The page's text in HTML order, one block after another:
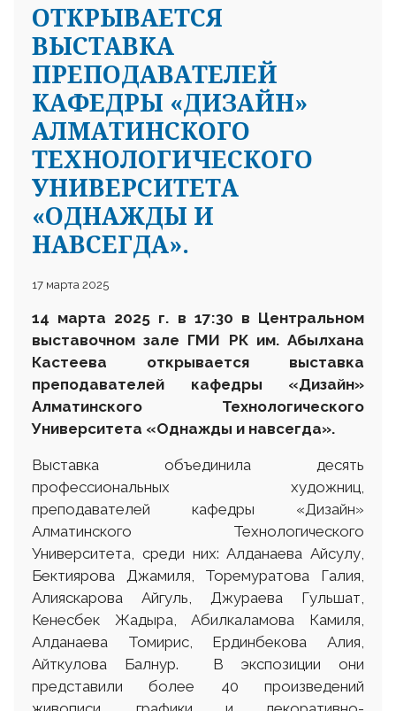
ОТКРЫВАЕТСЯ
ВЫСТАВКА
ПРЕПОДАВАТЕЛЕЙ
КАФЕДРЫ «ДИЗАЙН»
АЛМАТИНСКОГО
ТЕХНОЛОГИЧЕСКОГО
УНИВЕРСИТЕТА
«ОДНАЖДЫ И
НАВСЕГДА».
17 марта 2025
14 марта 2025 г. в 17:30 в Центральном
выставочном зале ГМИ РК им. Абылхана
Кастеева открывается выставка
преподавателей кафедры «Дизайн»
Алматинского Технологического
Университета «Однажды и навсегда».
Выставка объединила десять
профессиональных художниц,
преподавателей кафедры «Дизайн»
Алматинского Технологического
Университета, среди них: Алданаева Айсулу,
Бектиярова Джамиля, Торемуратова Галия,
Алияскарова Айгуль, Джураева Гульшат,
Кенесбек Жадыра, Абилкаламова Камиля,
Алданаева Томирис, Ердинбекова Алия,
Айткулова Балнур. В экспозиции они
представили более 40 произведений